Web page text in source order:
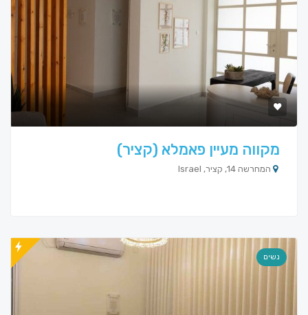
מקווה מעיין פאמלא (קציר)
המחרשה 14, קציר, Israel
נשים